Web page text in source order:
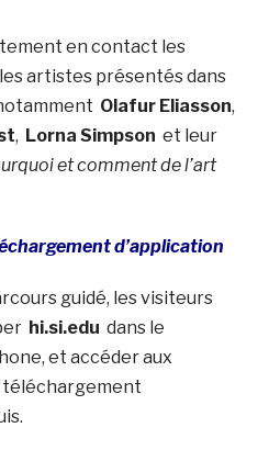
en contact les
artistes présentés dans
Olafur Eliasson,
, Lorna Simpson et leur
et comment de l’art
d’application
guidé, les visiteurs
hi.si.edu dans le
et accéder aux
téléchargement